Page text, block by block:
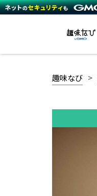
趣味なび